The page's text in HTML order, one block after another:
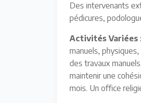
Des intervenants
pédicures,
Activités Variées
manuels,
des travaux
maintenir une
mois. Un office